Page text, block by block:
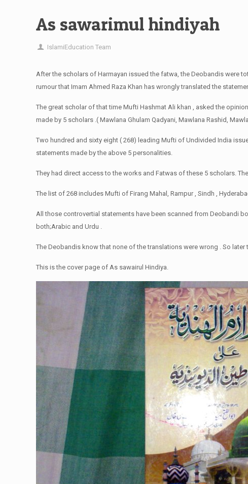
As sawarimul hindiyah
IslamiEducation Team
After the scholars of Harmayan issued the fatwa, the Deobandis were
rumour that Imam Ahmed Raza Khan has wrongly translated the
The great scholar of that time Mufti Hashmat Ali khan , asked the
made by 5 scholars .( Mawlana Ghulam Qadyani, Mawlana Rashid,
Two hundred and sixty eight ( 268) leading Mufti of Undivided India
statements made by the above 5 personalities.
They had direct access to the works and Fatwas of these 5 scholars.
The list of 268 includes Mufti of Firang Mahal, Rampur , Sindh ,
All those controvertial statements have been scanned from Deobandi
both;Arabic and Urdu .
The Deobandis know that none of the translations were wrong . So later
This is the cover page of As sawairul Hindiya.